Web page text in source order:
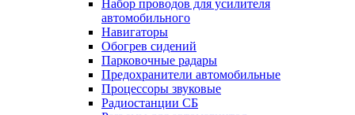
Набор проводов для усилителя
автомобильного
Навигаторы
Обогрев сидений
Парковочные радары
Предохранители автомобильные
Процессоры звуковые
Радиостанции СБ